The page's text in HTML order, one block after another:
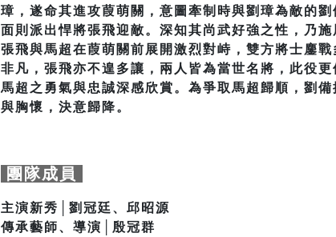
璋，遂命其進攻葭萌關，意圖牽制時與劉璋為敵的
面則派出悍將張飛迎敵。深知其尚武好強之性，乃施
張飛與馬超在葭萌關前展開激烈對峙，雙方將士鏖
非凡，張飛亦不遑多讓，兩人皆為當世名將，此役
馬超之勇氣與忠誠深感欣賞。為爭取馬超歸順，劉
與胸懷，決意歸降。
團隊成員
主演新秀│劉冠廷、邱昭源
傳承藝師、導演│殷冠群